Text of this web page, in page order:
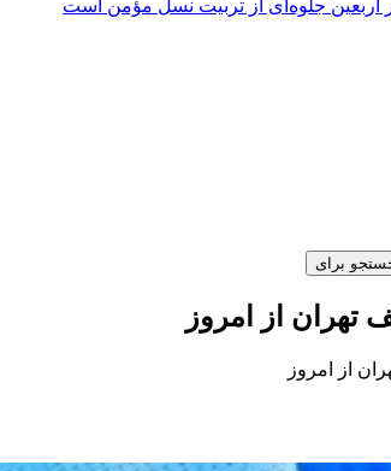
اربعین جلوه‌ای از تربیت نسل مؤمن است
برای
از امروز